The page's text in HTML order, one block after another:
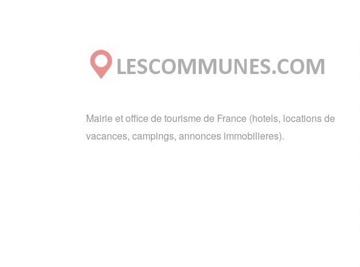
Mairie et office de tourisme de France (hotels, locations de
vacances, campings, annonces immobilieres).